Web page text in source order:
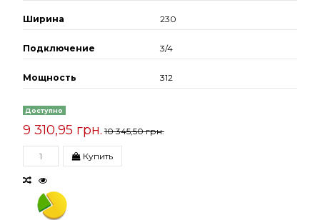
Ширина 230
Подключение 3/4
Мощность 312
Доступно
9 310,95 грн. 10 345,50 грн.
Купить